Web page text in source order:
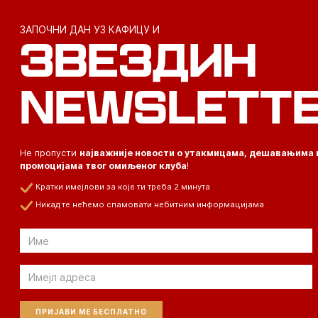
ЗАПОЧНИ ДАН УЗ КАФИЦУ И
ЗВЕЗДИН
Не пропусти најважније новости о утакмицама, дешавањима
промоцијама твог омиљеног клуба!
Кратки имејлови за које ти треба 2 минута
Никад те нећемо спамовати небитним информацијама
Email
Email